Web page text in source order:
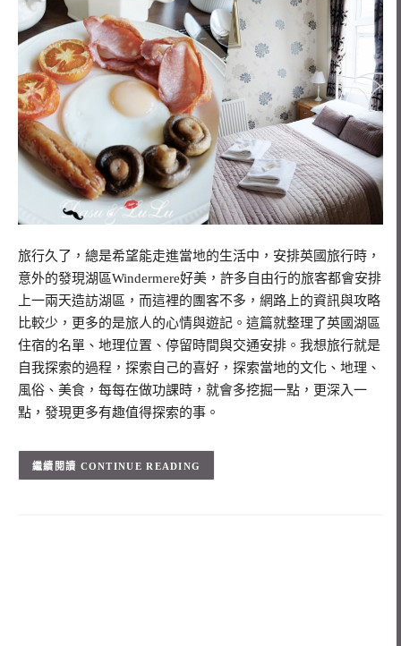
旅行久了，總是希望能走進當地的生活中，安排英國旅行時，
意外的發現湖區Windermere好美，許多自由行的旅客都會安排
上一兩天造訪湖區，而這裡的團客不多，網路上的資訊與攻略
比較少，更多的是旅人的心情與遊記。這篇就整理了英國湖區
住宿的名單、地理位置、停留時間與交通安排。我想旅行就是
自我探索的過程，探索自己的喜好，探索當地的文化、地理、
風俗、美食，每每在做功課時，就會多挖掘一點，更深入一
點，發現更多有趣值得探索的事。
CONTINUE READING